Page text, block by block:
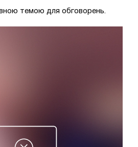
темою для обговорень.